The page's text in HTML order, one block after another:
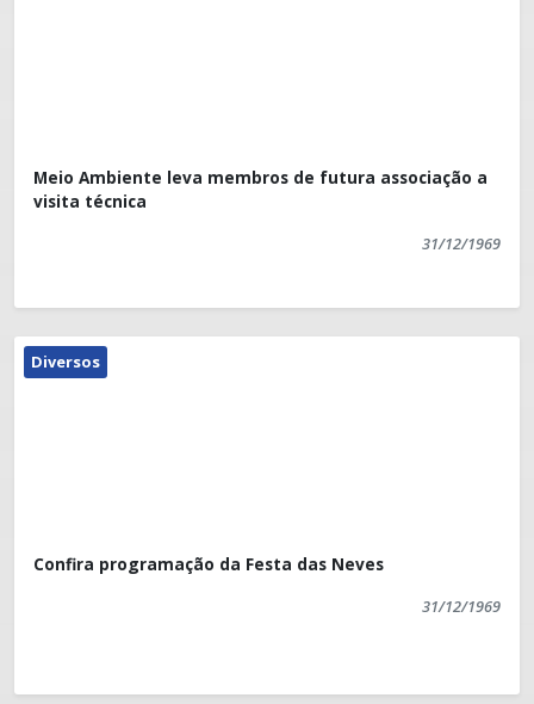
Meio Ambiente leva membros de futura associação a
visita técnica
31/12/1969
Diversos
Confira programação da Festa das Neves
31/12/1969